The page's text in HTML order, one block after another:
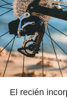
El recién